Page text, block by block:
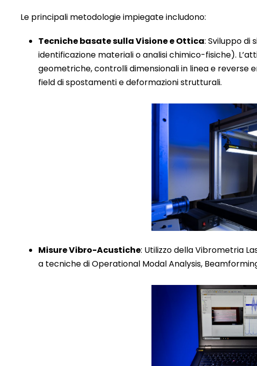
Le principali metodologie impiegate includono:
Tecniche basate sulla Visione e Ottica: Sviluppo di
identificazione materiali o analisi chimico-fisiche).
geometriche, controlli dimensionali in linea e reverse
field di spostamenti e deformazioni strutturali.
Misure Vibro-Acustiche: Utilizzo della Vibrometria
a tecniche di Operational Modal Analysis,